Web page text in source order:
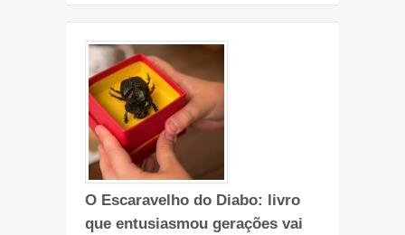
O Escaravelho do Diabo: livro
que entusiasmou gerações vai